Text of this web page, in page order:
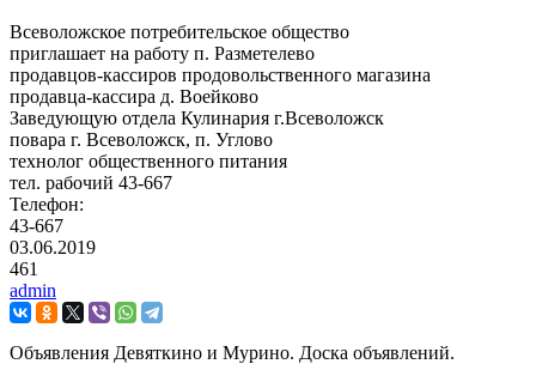
Всеволожское потребительское общество
приглашает на работу п. Разметелево
продавцов-кассиров продовольственного магазина
продавца-кассира д. Воейково
Заведующую отдела Кулинария г.Всеволожск
повара г. Всеволожск, п. Углово
технолог общественного питания
тел. рабочий 43-667
Телефон:
43-667
03.06.2019
461
admin
Объявления Девяткино и Мурино. Доска объявлений.